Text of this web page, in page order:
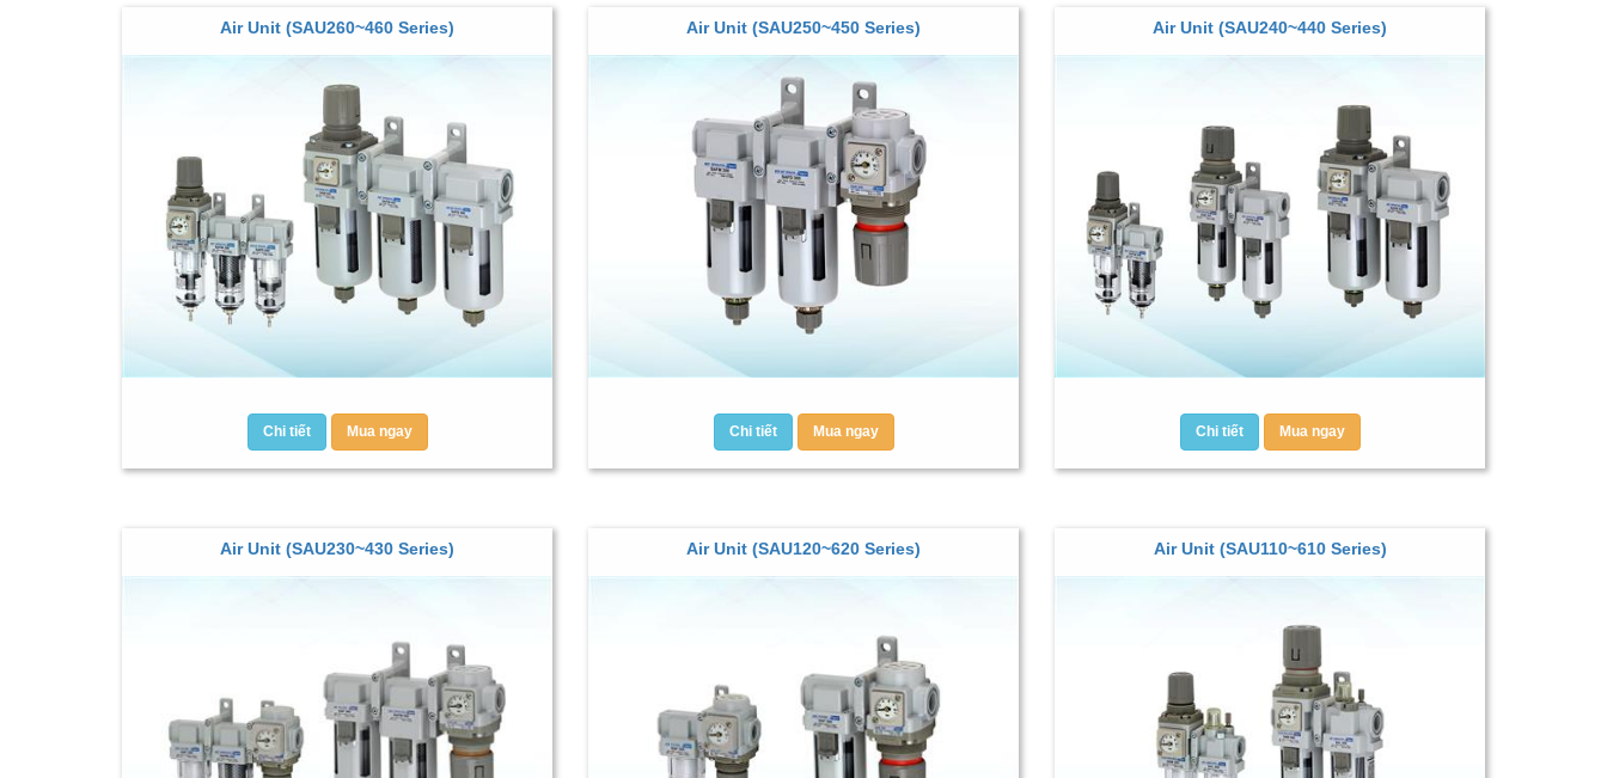
Air Unit (SAU260~460 Series)
Chi tiết Mua ngay
Air Unit (SAU250~450 Series)
Chi tiết Mua ngay
Air Unit (SAU240~440 Series)
Chi tiết Mua ngay
Air Unit (SAU230~430 Series) Air Unit (SAU120~620 Series) Air Unit (SAU110~610 Series)